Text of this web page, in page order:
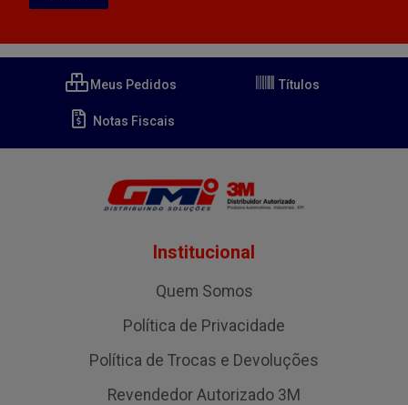
Meus Pedidos Títulos
Notas Fiscais
Institucional
Quem Somos
Política de Privacidade
Política de Trocas e Devoluções
Revendedor Autorizado 3M